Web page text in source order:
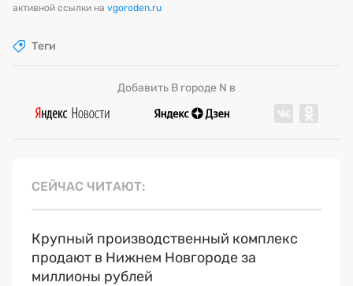
активной ссылки на vgoroden.ru
Теги
Добавить В городе N в
СЕЙЧАС ЧИТАЮТ
Крупный производственный комплекс
продают в Нижнем Новгороде за
миллионы рублей